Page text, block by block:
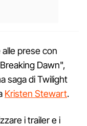
prese con
Dawn",
saga di Twilight
Kristen Stewart.
i trailer e i